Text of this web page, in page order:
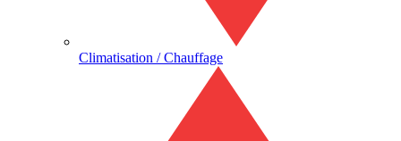
Climatisation / Chauffage